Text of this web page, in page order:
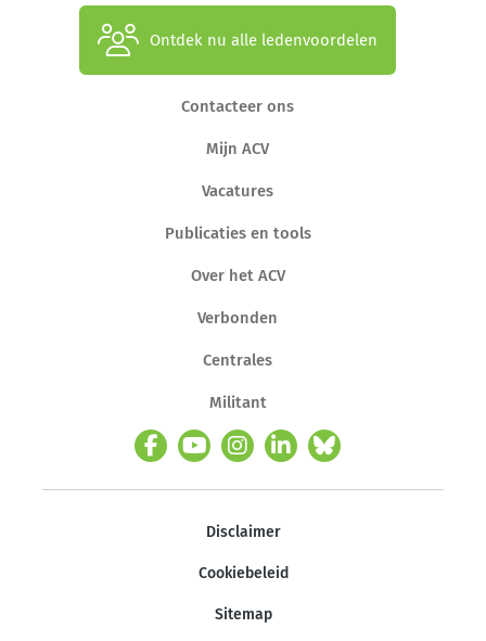
Ontdek nu alle ledenvoordelen
Contacteer ons
Mijn ACV
Vacatures
Publicaties en tools
Over het ACV
Verbonden
Centrales
Militant
Disclaimer
Cookiebeleid
Sitemap